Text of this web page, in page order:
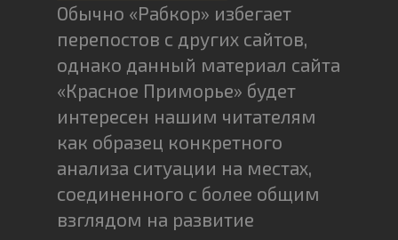
Обычно «Рабкор» избегает
перепостов с других сайтов,
однако данный материал сайта
«Красное Приморье» будет
интересен нашим читателям
как образец конкретного
анализа ситуации на местах,
соединенного с более общим
взглядом на развитие